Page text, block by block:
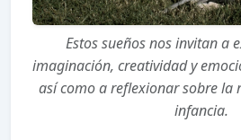
Estos sueños nos invitan a
imaginación, creatividad y
así como a reflexionar sobre la
infancia.